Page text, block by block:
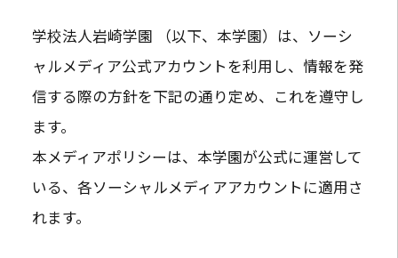
学校法人岩崎学園 （以下、本学園）は、ソーシ
ャルメディア公式アカウントを利用し、情報を発
信する際の方針を下記の通り定め、これを遵守し
ます。
本メディアポリシーは、本学園が公式に運営して
いる、各ソーシャルメディアアカウントに適用さ
れます。